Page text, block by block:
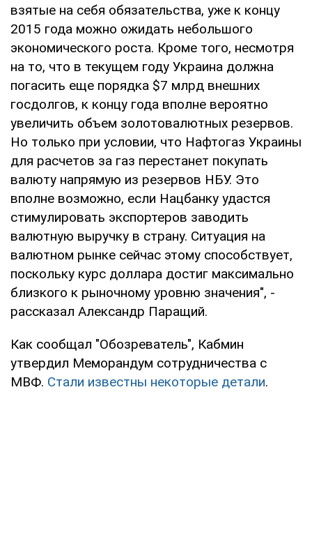
взятые на себя обязательства, уже к концу
2015 года можно ожидать небольшого
экономического роста. Кроме того, несмотря
на то, что в текущем году Украина должна
погасить еще порядка $7 млрд внешних
госдолгов, к концу года вполне вероятно
увеличить объем золотовалютных резервов.
Но только при условии, что Нафтогаз Украины
для расчетов за газ перестанет покупать
валюту напрямую из резервов НБУ. Это
вполне возможно, если Нацбанку удастся
стимулировать экспортеров заводить
валютную выручку в страну. Ситуация на
валютном рынке сейчас этому способствует,
поскольку курс доллара достиг максимально
близкого к рыночному уровню значения", -
рассказал Александр Паращий.
Как сообщал "Обозреватель", Кабмин
утвердил Меморандум сотрудничества с
МВФ. Стали известны некоторые детали.